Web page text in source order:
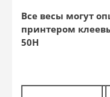
Все весы могут
принтером
50H